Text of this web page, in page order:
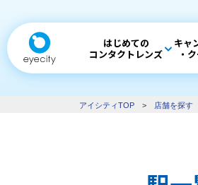
はじめての
コンタクトレンズ
キャ
・
アイシティTOP > 店舗を探す